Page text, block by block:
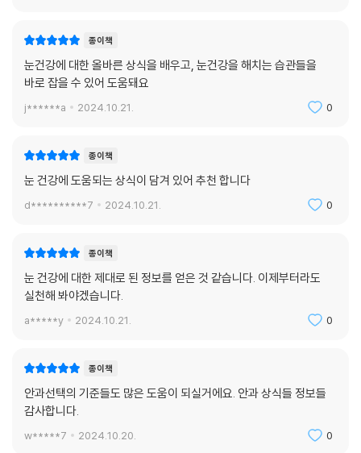
종이책
눈건강에 대한 올바른 상식을 배우고, 눈건강을 해치는 습관들을
바로 잡을 수 있어 도움돼요
j******a 2024.10.21. 0
종이책
눈 건강에 도움되는 상식이 담겨 있어 추천 합니다
d**********7 2024.10.21. 0
종이책
눈 건강에 대한 제대로 된 정보를 얻은 것 같습니다. 이제부터라도
실천해 봐야겠습니다.
a*****y 2024.10.21. 0
종이책
안과선택의 기준들도 많은 도움이 되실거에요. 안과 상식들 정보들
감사합니다.
w*****7 2024.10.20. 0